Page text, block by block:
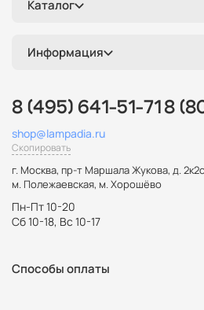
Каталог
Информация
8 (495) 641-51-71 8
shop@lampadia.ru
Скопировать
г. Москва, пр-т Маршала Жукова, д.
м. Полежаевская, м. Хорошёво
Пн-Пт 10-20
Сб 10-18, Вс 10-17
Способы оплаты